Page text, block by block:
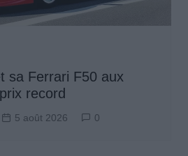
sa Ferrari F50 aux
record
5 août 2026 0